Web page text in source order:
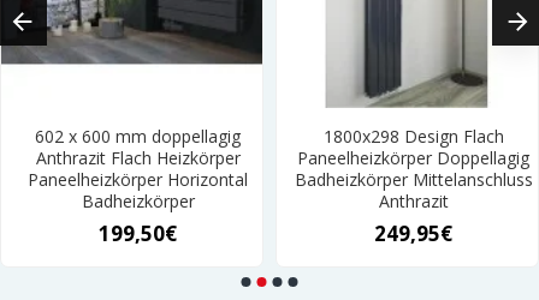
602 x 600 mm doppellagig
Anthrazit Flach Heizkörper
Paneelheizkörper Horizontal
Badheizkörper
199,50€
1800x298 Design Flach
Paneelheizkörper Doppellagig
Badheizkörper Mittelanschluss
Anthrazit
249,95€